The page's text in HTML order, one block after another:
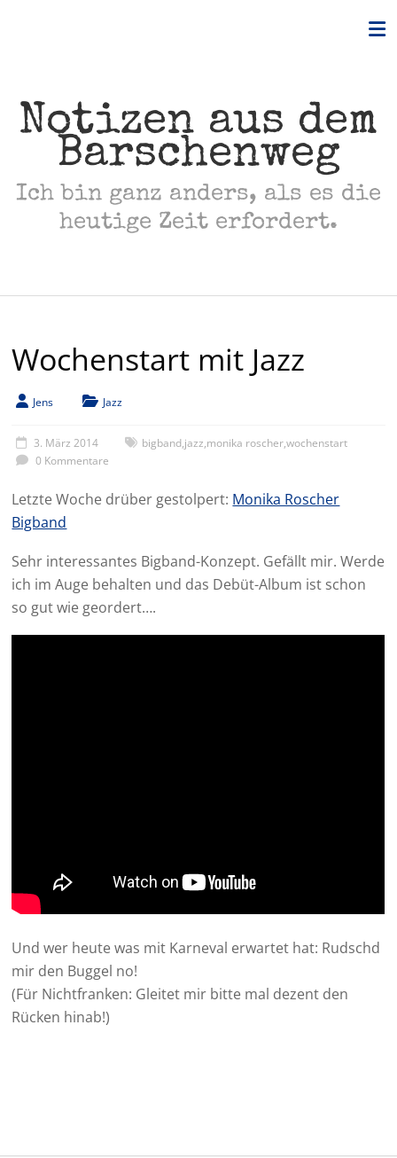
Notizen aus dem
Barschenweg
Ich bin ganz anders, als es die
heutige Zeit erfordert.
Wochenstart mit Jazz
Jens Jazz
3. März 2014 bigband,jazz,monika roscher,wochenstart
0 Kommentare
Letzte Woche drüber gestolpert: Monika Roscher
Bigband
Sehr interessantes Bigband-Konzept. Gefällt mir. Werde
ich im Auge behalten und das Debüt-Album ist schon
so gut wie geordert….
Und wer heute was mit Karneval erwartet hat: Rudschd
mir den Buggel no!
(Für Nichtfranken: Gleitet mir bitte mal dezent den
Rücken hinab!)